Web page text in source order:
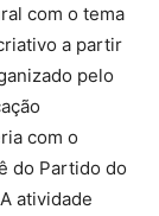
com o tema
a partir
pelo
com o
do Partido do
atividade